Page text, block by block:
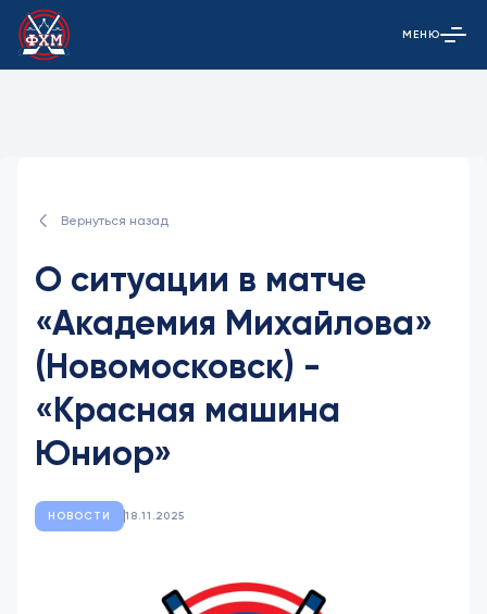
Открыть
МЕНЮ
Вернуться назад
О ситуации в матче
«Академия Михайлова»
(Новомосковск) -
«Красная машина
Юниор»
НОВОСТИ 18.11.2025